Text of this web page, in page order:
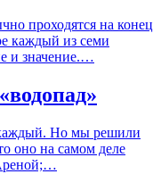
проходятся на конец
каждый из семи
и значение.…
Но мы решили
оно на самом деле